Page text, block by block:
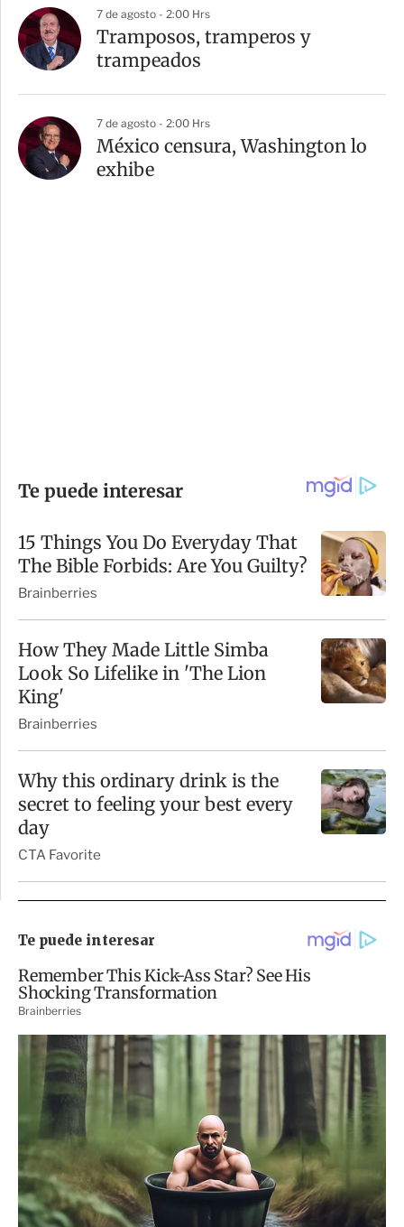
7 de agosto - 2:00 Hrs
Tramposos, tramperos y
trampeados
7 de agosto - 2:00 Hrs
México censura, Washington lo
exhibe